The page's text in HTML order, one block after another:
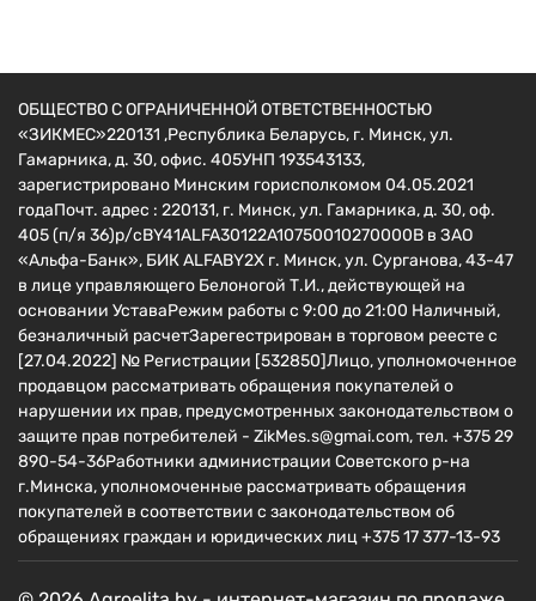
ОБЩЕСТВО С ОГРАНИЧЕННОЙ ОТВЕТСТВЕННОСТЬЮ
«ЗИКМЕС»220131 ,Республика Беларусь, г. Минск, ул.
Гамарника, д. 30, офис. 405УНП 193543133,
зарегистрировано Минским горисполкомом 04.05.2021
годаПочт. адрес : 220131, г. Минск, ул. Гамарника, д. 30, оф.
405 (п/я 36)р/сBY41ALFA30122A10750010270000B в ЗАО
«Альфа-Банк», БИК ALFABY2X г. Минск, ул. Сурганова, 43-47
в лице управляющего Белоногой Т.И., действующей на
основании УставаРежим работы с 9:00 до 21:00 Наличный,
безналичный расчетЗарегестрирован в торговом реесте c
[27.04.2022] № Регистрации [532850]Лицо, уполномоченное
продавцом рассматривать обращения покупателей о
нарушении их прав, предусмотренных законодательством о
защите прав потребителей - ZikMes.s@gmai.com, тел. +375 29
890-54-36Работники администрации Советского р-на
г.Минска, уполномоченные рассматривать обращения
покупателей в соответствии с законодательством об
обращениях граждан и юридических лиц +375 17 377-13-93